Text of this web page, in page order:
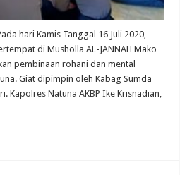
hari Kamis Tanggal 16 Juli 2020,
di Musholla AL-JANNAH Mako
pembinaan rohani dan mental
Giat dipimpin oleh Kabag Sumda
Kapolres Natuna AKBP Ike Krisnadian,